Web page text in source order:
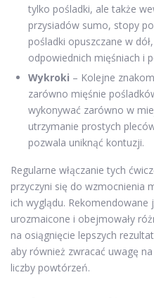
tylko pośladki, ale także
przysiadów sumo, stopy
pośladki opuszczane w
odpowiednich mięśniach i
Wykroki – Kolejne
zarówno mięśnie
wykonywać zarówno w
utrzymanie prostych
pozwala uniknąć kontuzji.
Regularne włączanie tych
przyczyni się do wzmocnienia
ich wyglądu. Rekomendowane
urozmaicone i obejmowały
na osiągnięcie lepszych
aby również zwracać uwagę
liczby powtórzeń.